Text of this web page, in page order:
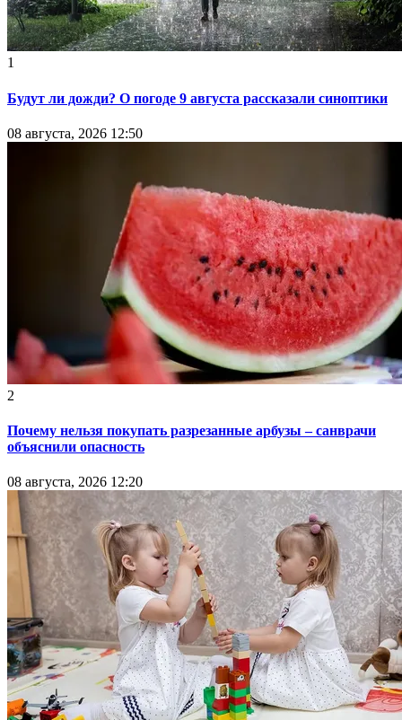
1
Будут ли дожди? О погоде 9 августа рассказали синоптики
08 августа, 2026 12:50
2
Почему нельзя покупать разрезанные арбузы – санврачи
объяснили опасность
08 августа, 2026 12:20